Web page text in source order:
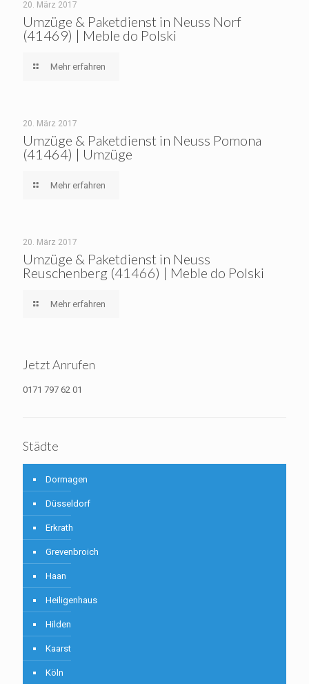
20. März 2017
Umzüge & Paketdienst in Neuss Norf
(41469) | Meble do Polski
Mehr erfahren
20. März 2017
Umzüge & Paketdienst in Neuss Pomona
(41464) | Umzüge
Mehr erfahren
20. März 2017
Umzüge & Paketdienst in Neuss
Reuschenberg (41466) | Meble do Polski
Mehr erfahren
Jetzt Anrufen
0171 797 62 01
Städte
Dormagen
Düsseldorf
Erkrath
Grevenbroich
Haan
Heiligenhaus
Hilden
Kaarst
Köln